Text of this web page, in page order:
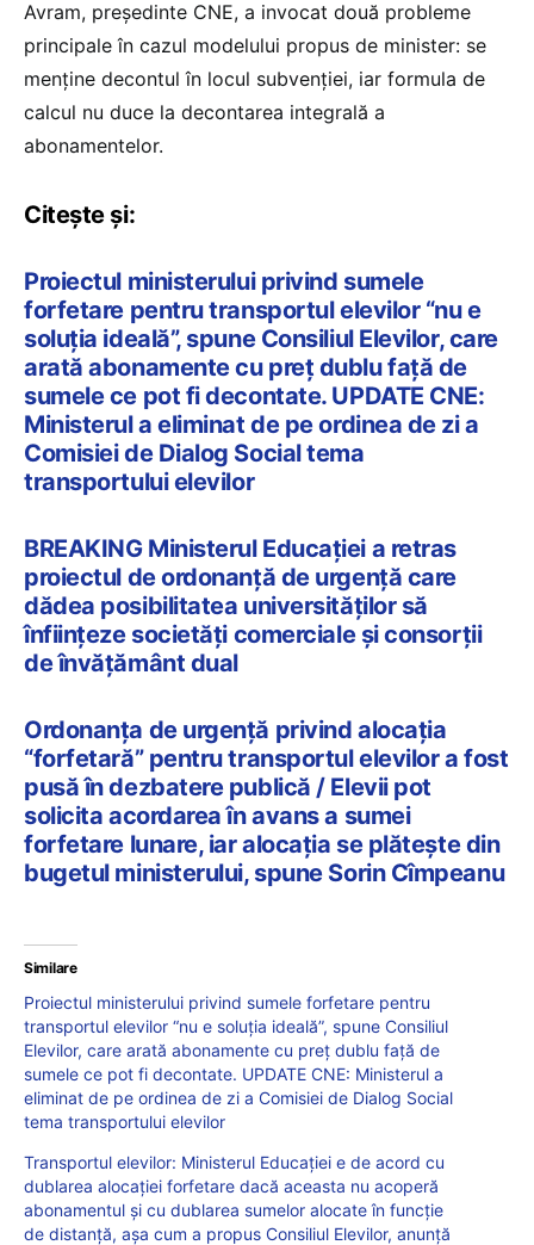
Avram, președinte CNE, a invocat două probleme
principale în cazul modelului propus de minister: se
menține decontul în locul subvenției, iar formula de
calcul nu duce la decontarea integrală a
abonamentelor.
Citește și:
Proiectul ministerului privind sumele
forfetare pentru transportul elevilor “nu e
soluția ideală”, spune Consiliul Elevilor, care
arată abonamente cu preț dublu față de
sumele ce pot fi decontate. UPDATE CNE:
Ministerul a eliminat de pe ordinea de zi a
Comisiei de Dialog Social tema
transportului elevilor
BREAKING Ministerul Educației a retras
proiectul de ordonanță de urgență care
dădea posibilitatea universităților să
înființeze societăți comerciale și consorții
de învățământ dual
Ordonanța de urgență privind alocația
“forfetară” pentru transportul elevilor a fost
pusă în dezbatere publică / Elevii pot
solicita acordarea în avans a sumei
forfetare lunare, iar alocația se plătește din
bugetul ministerului, spune Sorin Cîmpeanu
Similare
Proiectul ministerului privind sumele forfetare pentru
transportul elevilor “nu e soluția ideală”, spune Consiliul
Elevilor, care arată abonamente cu preț dublu față de
sumele ce pot fi decontate. UPDATE CNE: Ministerul a
eliminat de pe ordinea de zi a Comisiei de Dialog Social
tema transportului elevilor
Transportul elevilor: Ministerul Educației e de acord cu
dublarea alocației forfetare dacă aceasta nu acoperă
abonamentul și cu dublarea sumelor alocate în funcție
de distanță, așa cum a propus Consiliul Elevilor, anunță